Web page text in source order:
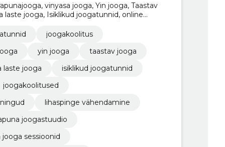
vinyasa jooga, Yin jooga, Taastav
laste jooga, Isiklikud joogatunnid, online
joogakoolitus
yin jooga
taastav jooga
laste jooga
isiklikud joogatunnid
joogakoolitused
lihaspinge vähendamine
joogastuudio
jooga sessioonid